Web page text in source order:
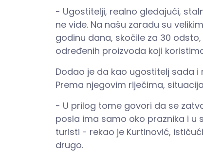
- Ugostitelji, realno gledajući,
ne vide. Na našu zaradu su
godinu dana, skočile za 30
određenih proizvoda koji
Dodao je da kao ugostitelj sada
Prema njegovim riječima,
- U prilog tome govori da se
posla ima samo oko praznika i u
turisti - rekao je Kurtinović,
drugo.